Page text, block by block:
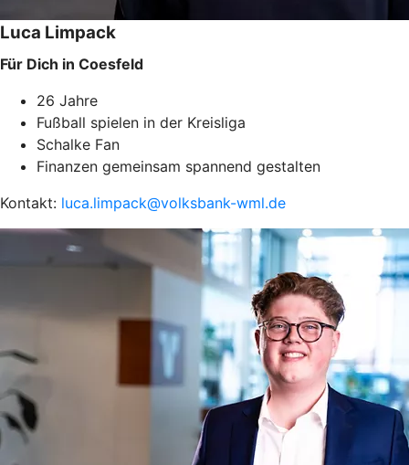
Luca Limpack
Für Dich in Coesfeld
26 Jahre
Fußball spielen in der Kreisliga
Schalke Fan
Finanzen gemeinsam spannend gestalten
Kontakt: luca.limpack@volksbank-wml.de